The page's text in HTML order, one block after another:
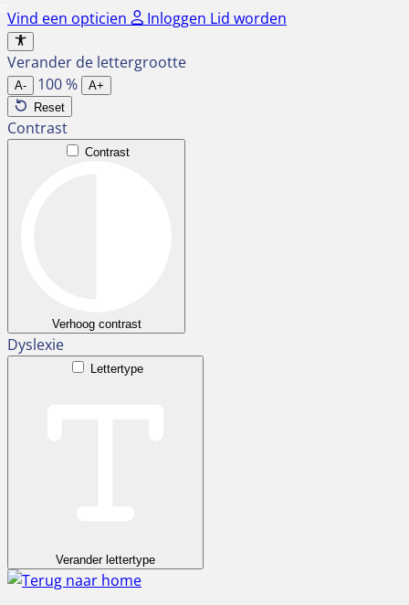
Ga
naar
de
inhoud
Vind een opticien Inloggen Lid worden
Verander de lettergrootte
A- 100%
A+
Reset
Contrast
Contrast
Verhoog contrast
Dyslexie
Lettertype
Verander lettertype